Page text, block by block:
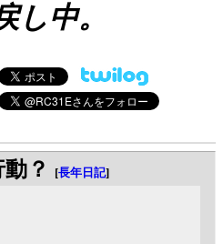
し中。
？ [長年日記]